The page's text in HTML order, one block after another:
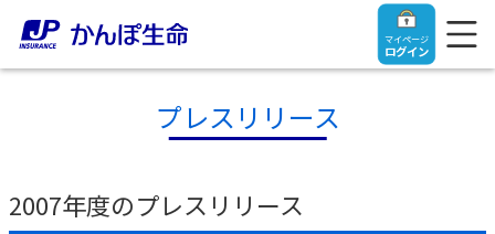
マイページ
ログイン
トップ
プレスリリース
2007年度のプレスリリース